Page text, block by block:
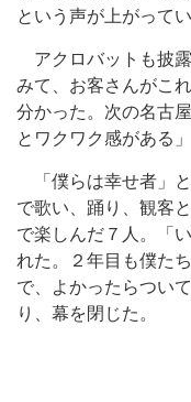
という声が上がってい
アクロバットも披
みて、お客さんがこ
分かった。次の名古
とワクワク感がある
「僕らは幸せ者」
で歌い、踊り、観客
で楽しんだ７人。「
れた。２年目も僕た
で、よかったらつい
り、幕を閉じた。